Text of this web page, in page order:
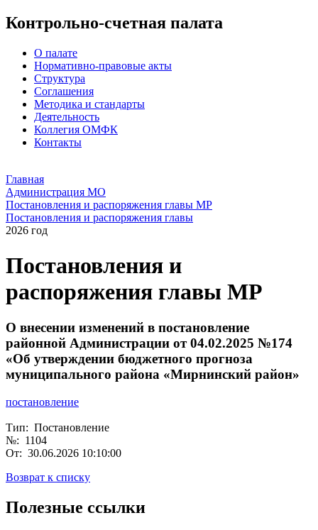
Контрольно-счетная палата
О палате
Нормативно-правовые акты
Структура
Соглашения
Методика и стандарты
Деятельность
Коллегия ОМФК
Контакты
Главная
Администрация МО
Постановления и распоряжения главы МР
Постановления и распоряжения главы
2026 год
Постановления и
распоряжения главы МР
О внесении изменений в постановление
районной Администрации от 04.02.2025 №174
«Об утверждении бюджетного прогноза
муниципального района «Мирнинский район»
постановление
Тип: Постановление
№: 1104
От: 30.06.2026 10:10:00
Возврат к списку
Полезные ссылки